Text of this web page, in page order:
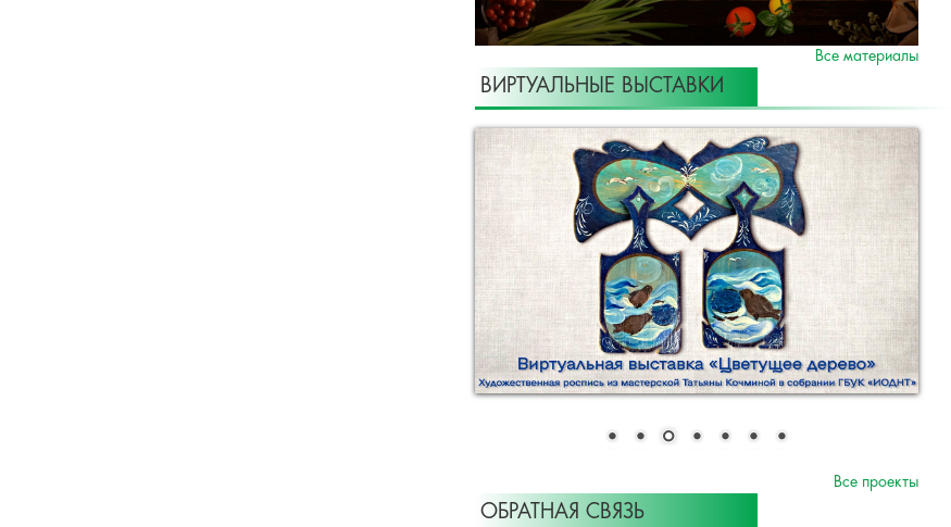
Все материалы
ВИРТУАЛЬНЫЕ ВЫСТАВКИ
Все проекты
ОБРАТНАЯ СВЯЗЬ